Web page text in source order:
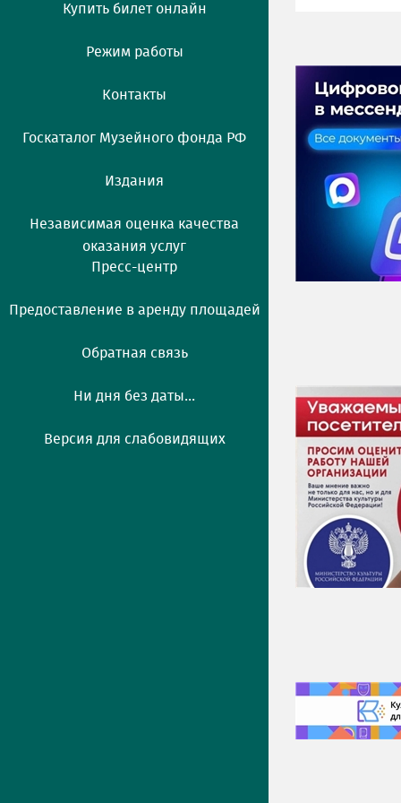
Купить билет онлайн
Режим работы
Контакты
Госкаталог Музейного фонда РФ
Издания
Независимая оценка качества
оказания услуг
Пресс-центр
Предоставление в аренду площадей
Обратная связь
Ни дня без даты...
Версия для слабовидящих